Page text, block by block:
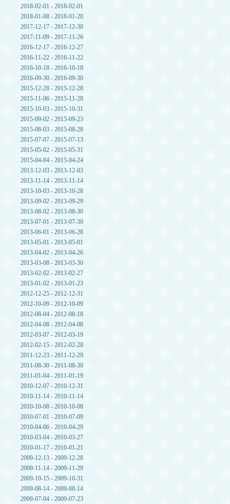
2018-02-01 - 2018-02-01
2018-01-08 - 2018-01-20
2017-12-17 - 2017-12-30
2017-11-09 - 2017-11-26
2016-12-17 - 2016-12-27
2016-11-22 - 2016-11-22
2016-10-18 - 2016-10-18
2016-09-30 - 2016-09-30
2015-12-28 - 2015-12-28
2015-11-06 - 2015-11-28
2015-10-03 - 2015-10-31
2015-09-02 - 2015-09-23
2015-08-03 - 2015-08-28
2015-07-07 - 2015-07-13
2015-05-02 - 2015-05-31
2015-04-04 - 2015-04-24
2013-12-03 - 2013-12-03
2013-11-14 - 2013-11-14
2013-10-03 - 2013-10-28
2013-09-02 - 2013-09-29
2013-08-02 - 2013-08-30
2013-07-01 - 2013-07-30
2013-06-01 - 2013-06-28
2013-05-01 - 2013-05-01
2013-04-02 - 2013-04-26
2013-03-08 - 2013-03-30
2013-02-02 - 2013-02-27
2013-01-02 - 2013-01-23
2012-12-25 - 2012-12-31
2012-10-09 - 2012-10-09
2012-08-04 - 2012-08-18
2012-04-08 - 2012-04-08
2012-03-07 - 2012-03-19
2012-02-15 - 2012-02-28
2011-12-23 - 2011-12-29
2011-08-30 - 2011-08-30
2011-01-04 - 2011-01-19
2010-12-07 - 2010-12-31
2010-11-14 - 2010-11-14
2010-10-08 - 2010-10-08
2010-07-01 - 2010-07-09
2010-04-06 - 2010-04-29
2010-03-04 - 2010-03-27
2010-01-17 - 2010-01-21
2009-12-13 - 2009-12-28
2009-11-14 - 2009-11-29
2009-10-15 - 2009-10-31
2009-08-14 - 2009-08-14
2009-07-04 - 2009-07-23